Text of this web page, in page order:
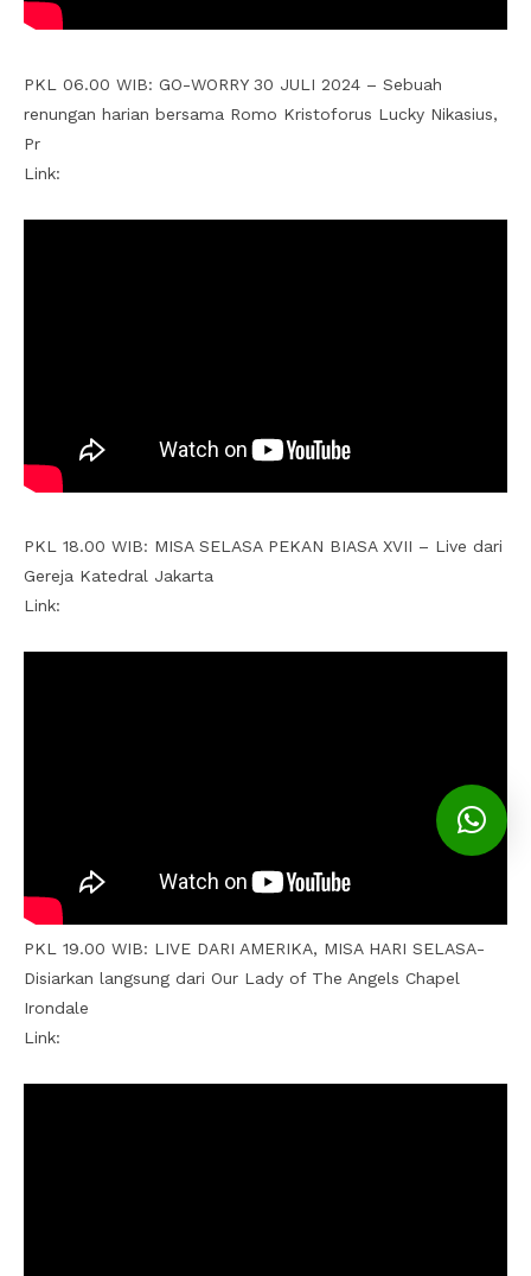
PKL 06.00 WIB: GO-WORRY 30 JULI 2024 – Sebuah
renungan harian bersama Romo Kristoforus Lucky Nikasius,
Pr
Link:
PKL 18.00 WIB: MISA SELASA PEKAN BIASA XVII – Live dari
Gereja Katedral Jakarta
Link:
PKL 19.00 WIB: LIVE DARI AMERIKA, MISA HARI SELASA-
Disiarkan langsung dari Our Lady of The Angels Chapel
Irondale
Link: